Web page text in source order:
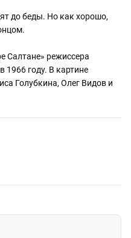
до беды. Но как хорошо,
Салтане» режиссера
1966 году. В картине
Голубкина, Олег Видов и